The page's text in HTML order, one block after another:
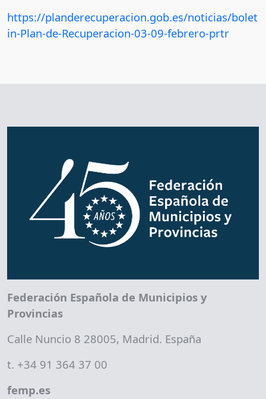
https://planderecuperacion.gob.es/noticias/bolet
in-Plan-de-Recuperacion-03-09-febrero-prtr
Federación Española de Municipios y
Provincias
Calle Nuncio 8 28005, Madrid. España
t. +34 91 364 37 00
femp.es